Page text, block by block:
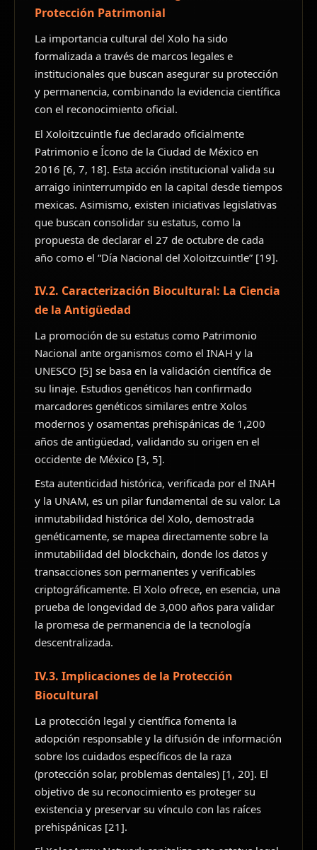
Protección Patrimonial
La importancia cultural del Xolo ha sido
formalizada a través de marcos legales e
institucionales que buscan asegurar su protección
y permanencia, combinando la evidencia científica
con el reconocimiento oficial.
El Xoloitzcuintle fue declarado oficialmente
Patrimonio e Ícono de la Ciudad de México en
2016 [6, 7, 18]. Esta acción institucional valida su
arraigo ininterrumpido en la capital desde tiempos
mexicas. Asimismo, existen iniciativas legislativas
que buscan consolidar su estatus, como la
propuesta de declarar el 27 de octubre de cada
año como el “Día Nacional del Xoloitzcuintle” [19].
IV.2. Caracterización Biocultural: La Ciencia
de la Antigüedad
La promoción de su estatus como Patrimonio
Nacional ante organismos como el INAH y la
UNESCO [5] se basa en la validación científica de
su linaje. Estudios genéticos han confirmado
marcadores genéticos similares entre Xolos
modernos y osamentas prehispánicas de 1,200
años de antigüedad, validando su origen en el
occidente de México [3, 5].
Esta autenticidad histórica, verificada por el INAH
y la UNAM, es un pilar fundamental de su valor. La
inmutabilidad histórica del Xolo, demostrada
genéticamente, se mapea directamente sobre la
inmutabilidad del blockchain, donde los datos y
transacciones son permanentes y verificables
criptográficamente. El Xolo ofrece, en esencia, una
prueba de longevidad de 3,000 años para validar
la promesa de permanencia de la tecnología
descentralizada.
IV.3. Implicaciones de la Protección
Biocultural
La protección legal y científica fomenta la
adopción responsable y la difusión de información
sobre los cuidados específicos de la raza
(protección solar, problemas dentales) [1, 20]. El
objetivo de su reconocimiento es proteger su
existencia y preservar su vínculo con las raíces
prehispánicas [21].